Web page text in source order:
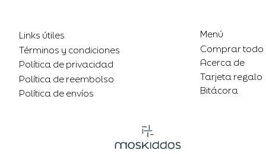
Links útiles
Términos y condiciones
Política de privacidad
Política de reembolso
Política de envíos
Menú
Comprar todo
Acerca de
Tarjeta regalo
Bitácora